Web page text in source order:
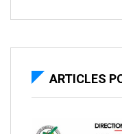
ARTICLES